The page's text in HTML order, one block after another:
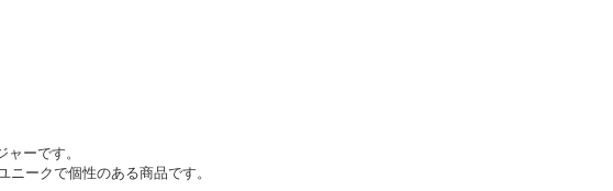
ーです。
ークで個性のある商品です。